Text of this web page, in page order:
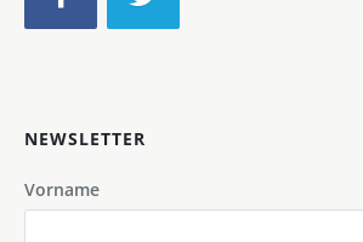
NEWSLETTER
Vorname